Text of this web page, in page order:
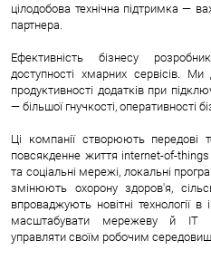
цілодобова технічна підтримка —
партнера.
Ефективність бізнесу
доступності хмарних сервісів.
продуктивності додатків при
— більшої гнучкості, оперативності
Ці компанії створюють передові
повсякденне життя internet-of-
та соціальні мережі, локальні
змінюють охорону здоров'я,
впроваджують новітні технології
масштабувати мережеву й IT
управляти своїм робочим